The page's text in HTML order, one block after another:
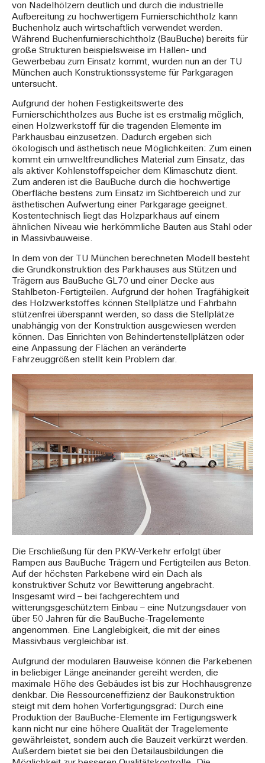
von Nadelhölzern deutlich und durch die industrielle
Aufbereitung zu hochwertigem Furnierschichtholz kann
Buchenholz auch wirtschaftlich verwendet werden.
Während Buchenfurnierschichtholz (BauBuche) bereits für
große Strukturen beispielsweise im Hallen- und
Gewerbebau zum Einsatz kommt, wurden nun an der TU
München auch Konstruktionssysteme für Parkgaragen
untersucht.
Aufgrund der hohen Festigkeitswerte des
Furnierschichtholzes aus Buche ist es erstmalig möglich,
einen Holzwerkstoff für die tragenden Elemente im
Parkhausbau einzusetzen. Dadurch ergeben sich
ökologisch und ästhetisch neue Möglichkeiten: Zum einen
kommt ein umweltfreundliches Material zum Einsatz, das
als aktiver Kohlenstoffspeicher dem Klimaschutz dient.
Zum anderen ist die BauBuche durch die hochwertige
Oberfläche bestens zum Einsatz im Sichtbereich und zur
ästhetischen Aufwertung einer Parkgarage geeignet.
Kostentechnisch liegt das Holzparkhaus auf einem
ähnlichen Niveau wie herkömmliche Bauten aus Stahl oder
in Massivbauweise.
In dem von der TU München berechneten Modell besteht
die Grundkonstruktion des Parkhauses aus Stützen und
Trägern aus BauBuche GL70 und einer Decke aus
Stahlbeton-Fertigteilen. Aufgrund der hohen Tragfähigkeit
des Holzwerkstoffes können Stellplätze und Fahrbahn
stützenfrei überspannt werden, so dass die Stellplätze
unabhängig von der Konstruktion ausgewiesen werden
können. Das Einrichten von Behindertenstellplätzen oder
eine Anpassung der Flächen an veränderte
Fahrzeuggrößen stellt kein Problem dar.
Die Erschließung für den PKW-Verkehr erfolgt über
Rampen aus BauBuche Trägern und Fertigteilen aus Beton.
Auf der höchsten Parkebene wird ein Dach als
konstruktiver Schutz vor Bewitterung angebracht.
Insgesamt wird – bei fachgerechtem und
witterungsgeschütztem Einbau – eine Nutzungsdauer von
über 50 Jahren für die BauBuche-Tragelemente
angenommen. Eine Langlebigkeit, die mit der eines
Massivbaus vergleichbar ist.
Aufgrund der modularen Bauweise können die Parkebenen
in beliebiger Länge aneinander gereiht werden, die
maximale Höhe des Gebäudes ist bis zur Hochhausgrenze
denkbar. Die Ressourceneffizienz der Baukonstruktion
steigt mit dem hohen Vorfertigungsgrad: Durch eine
Produktion der BauBuche-Elemente im Fertigungswerk
kann nicht nur eine höhere Qualität der Tragelemente
gewährleistet, sondern auch die Bauzeit verkürzt werden.
Außerdem bietet sie bei den Detailausbildungen die